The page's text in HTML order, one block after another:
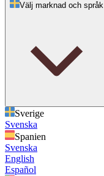
Välj marknad och språk
Sverige
Svenska
Spanien
Svenska
English
Español